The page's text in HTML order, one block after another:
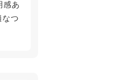
感あ
つ